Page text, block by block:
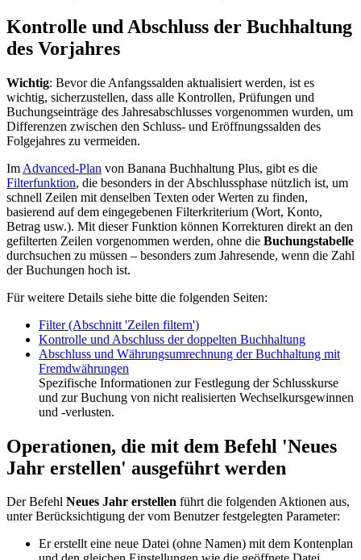
Kontrolle und Abschluss der Buchhaltung
des Vorjahres
Wichtig: Bevor die Anfangssalden aktualisiert werden, ist es
wichtig, sicherzustellen, dass alle Kontrollen, Prüfungen und
Buchungseinträge des Jahresabschlusses vorgenommen wurden, um
Differenzen zwischen den Schluss- und Eröffnungssalden des
Folgejahres zu vermeiden.
Im Advanced-Plan von Banana Buchhaltung Plus, gibt es die
Filterfunktion, die besonders in der Abschlussphase nützlich ist, um
schnell Zeilen mit denselben Texten oder Werten zu finden,
basierend auf dem eingegebenen Filterkriterium (Wort, Konto,
Betrag usw.). Mit dieser Funktion können Korrekturen direkt an den
gefilterten Zeilen vorgenommen werden, ohne die Buchungstabelle
durchsuchen zu müssen – besonders zum Jahresende, wenn die Zahl
der Buchungen hoch ist.
Für weitere Details siehe bitte die folgenden Seiten:
Filter (Abschnitt 'Zeilen filtern')
Kontrolle und Abschluss der doppelten Buchhaltung
Abschluss und Währungsumrechnung der Buchhaltung mit
Fremdwährungen
Spezifische Informationen zur Festlegung der Schlusskurse
und zur Buchung von nicht realisierten Wechselkursgewinnen
und -verlusten.
Operationen, die mit dem Befehl 'Neues
Jahr erstellen' ausgeführt werden
Der Befehl Neues Jahr erstellen führt die folgenden Aktionen aus,
unter Berücksichtigung der vom Benutzer festgelegten Parameter:
Er erstellt eine neue Datei (ohne Namen) mit dem Kontenplan